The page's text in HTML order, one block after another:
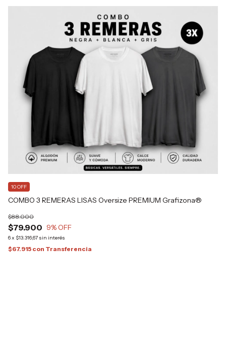
COMBO 3 REMERAS LISAS Oversize PREMIUM Grafizona®
$79.900
$88.000
9% OFF
6x $13.316,67 sin interés
10 OFF
$67.915 con Transferencia